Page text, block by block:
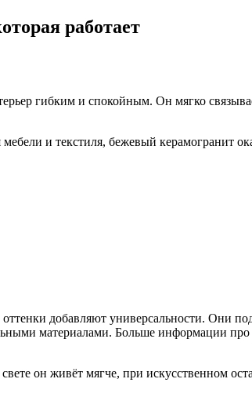
работает
гибким и спокойным. Он мягко
и текстиля, бежевый керамогранит
добавляют универсальности. Они
материалами. Больше информации про
он живёт мягче, при искусственном